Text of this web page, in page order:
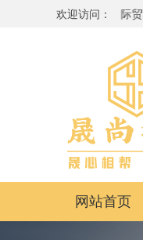
欢迎访问：
，国际贸易通行证，政
网站首页